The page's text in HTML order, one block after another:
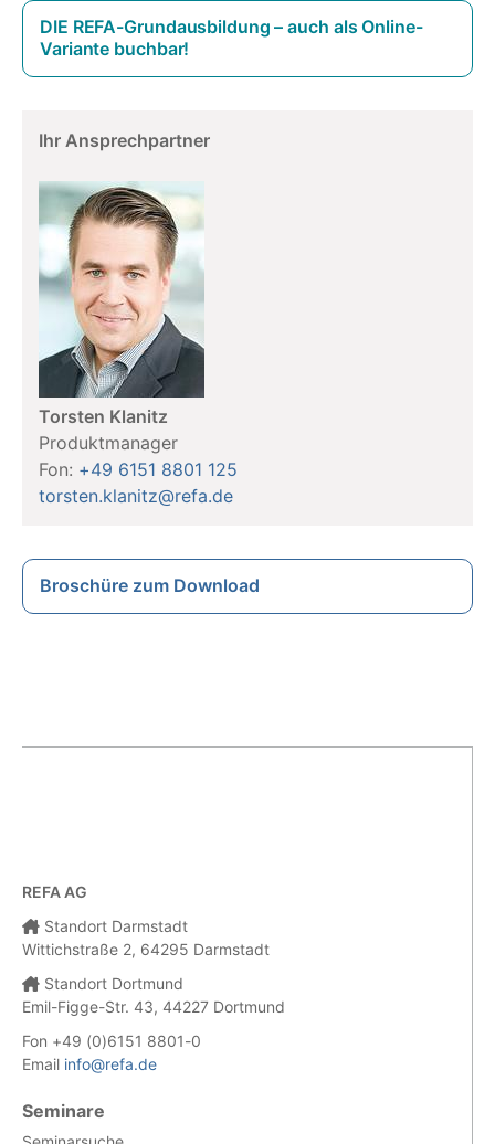
DIE REFA-Grundausbildung – auch als Online-
Variante buchbar!
Ihr Ansprechpartner
Torsten Klanitz
Produktmanager
Fon: +49 6151 8801 125
torsten.klanitz@refa.de
Broschüre zum Download
REFA AG
Standort Darmstadt
Wittichstraße 2, 64295 Darmstadt
Standort Dortmund
Emil-Figge-Str. 43, 44227 Dortmund
Fon +49 (0)6151 8801-0
Email info@refa.de
Seminare